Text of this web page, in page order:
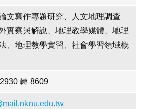
文寫作專題研究、人文地理調查
實察與解說、地理教學媒體、地理
、地理教學實習、社會學習領域概
轉 8609